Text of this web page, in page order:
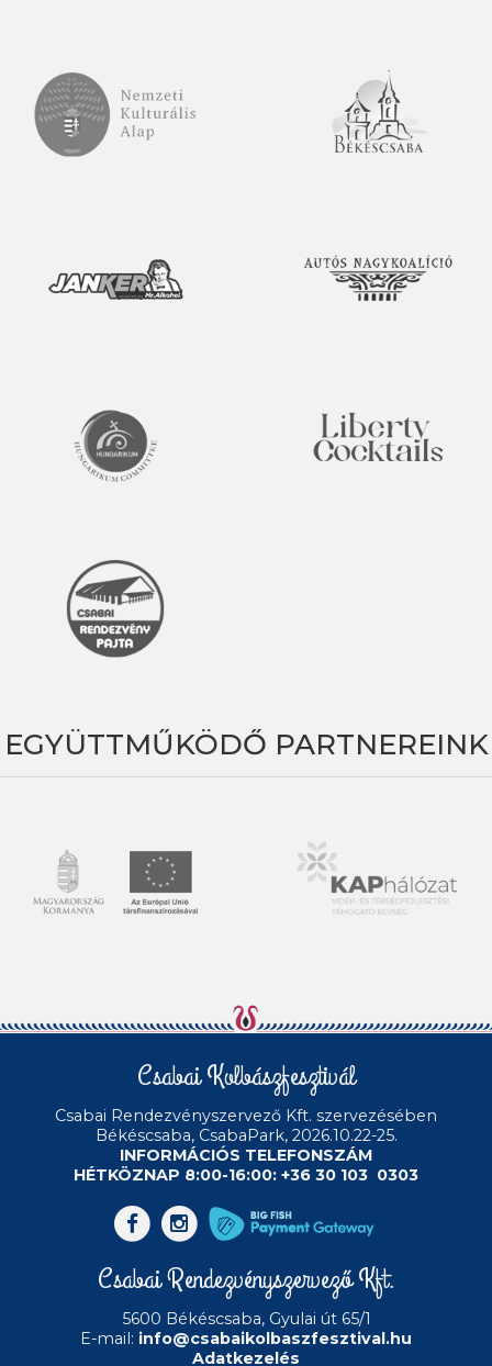
EGYÜTTMŰKÖDŐ PARTNEREINK
Csabai Kolbászfesztivál
Csabai Rendezvényszervező Kft. szervezésében
Békéscsaba, CsabaPark, 2026.10.22-25.
INFORMÁCIÓS TELEFONSZÁM
HÉTKÖZNAP 8:00-16:00: +36 30 103 0303
Csabai Rendezvényszervező Kft.
5600 Békéscsaba, Gyulai út 65/1
E-mail: info@csabaikolbaszfesztival.hu
Adatkezelés